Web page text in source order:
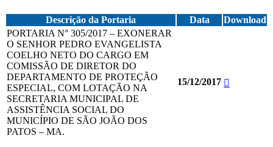
Descrição da Portaria Data
Download
PORTARIA N° 305/2017 – EXONERAR
O SENHOR PEDRO EVANGELISTA
COELHO NETO DO CARGO EM
COMISSÃO DE DIRETOR DO
DEPARTAMENTO DE PROTEÇÃO
ESPECIAL, COM LOTAÇÃO NA
SECRETARIA MUNICIPAL DE
ASSISTÊNCIA SOCIAL DO
MUNICÍPIO DE SÃO JOÃO DOS
PATOS – MA.
15/12/2017